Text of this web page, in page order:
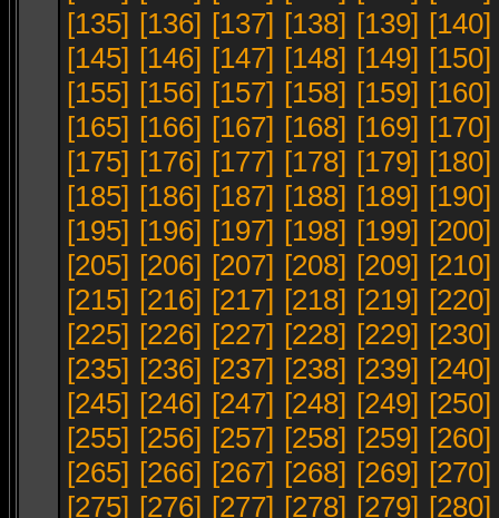
[135] [136] [137] [138] [139] [140]
[145] [146] [147] [148] [149] [150]
[155] [156] [157] [158] [159] [160]
[165] [166] [167] [168] [169] [170]
[175] [176] [177] [178] [179] [180]
[185] [186] [187] [188] [189] [190]
[195] [196] [197] [198] [199] [200]
[205] [206] [207] [208] [209] [210]
[215] [216] [217] [218] [219] [220]
[225] [226] [227] [228] [229] [230]
[235] [236] [237] [238] [239] [240]
[245] [246] [247] [248] [249] [250]
[255] [256] [257] [258] [259] [260]
[265] [266] [267] [268] [269] [270]
[275] [276] [277] [278] [279] [280]